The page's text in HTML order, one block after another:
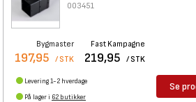
003451
Bygmaster
197,95 / STK
Fast Kampagne
219,95 / STK
Levering 1-2 hverdage
På lager i 62 butikker
Se